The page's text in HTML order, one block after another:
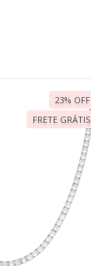
23% OFF
FRETE GRÁTIS